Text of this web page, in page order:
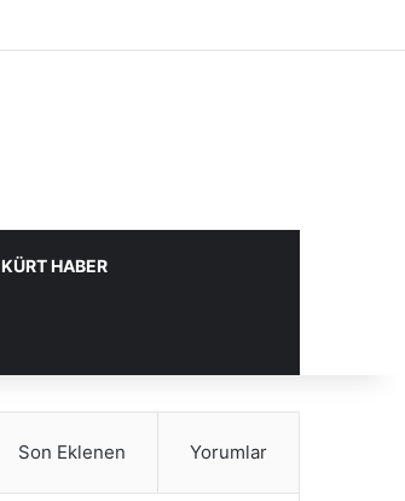
KÜRT HABER
Son Eklenen Yorumlar